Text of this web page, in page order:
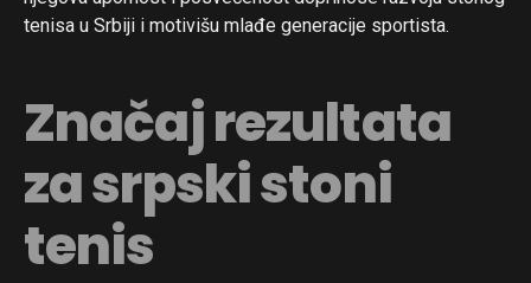
tenisa u Srbiji i motivišu mlađe generacije sportista.
Značaj rezultata
za srpski stoni
tenis